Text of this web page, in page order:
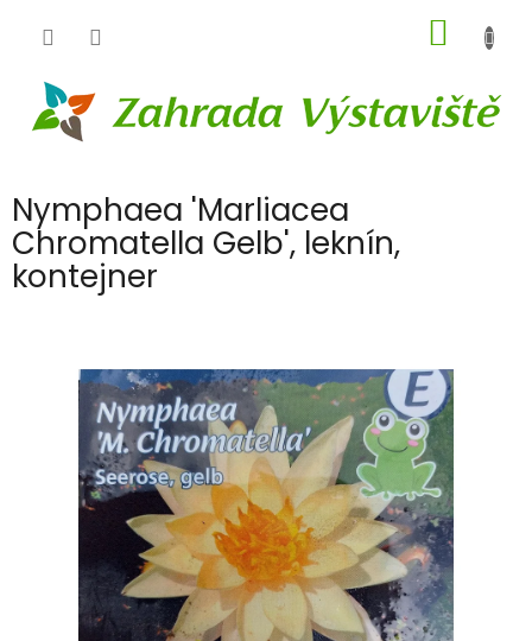
KOŠÍK
Nymphaea 'Marliacea
Chromatella Gelb', leknín,
kontejner